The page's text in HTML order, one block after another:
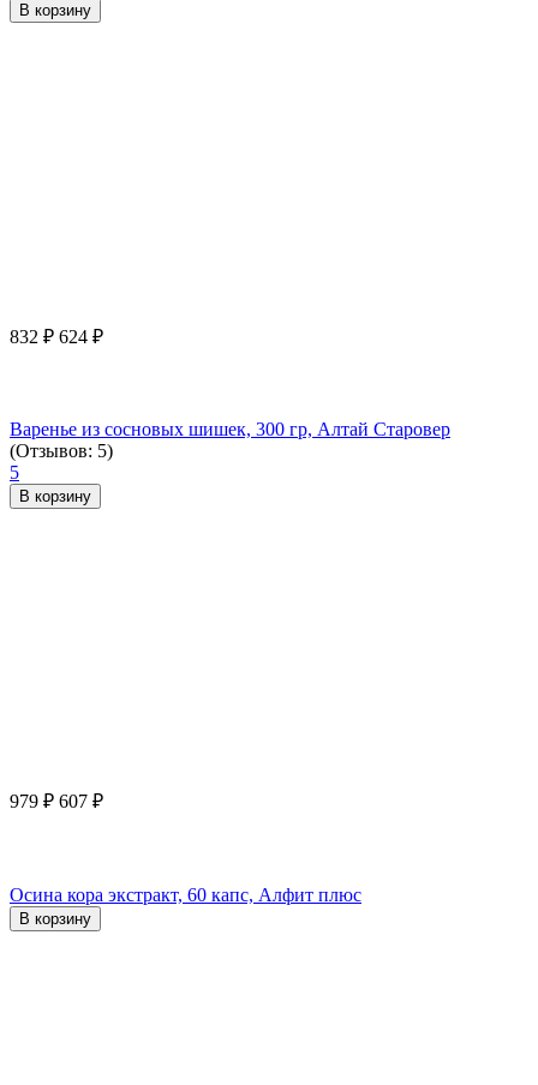
В корзину
832 ₽ 624 ₽
Варенье из сосновых шишек, 300 гр, Алтай Старовер
(Отзывов: 5)
5
В корзину
979 ₽ 607 ₽
Осина кора экстракт, 60 капс, Алфит плюс
В корзину